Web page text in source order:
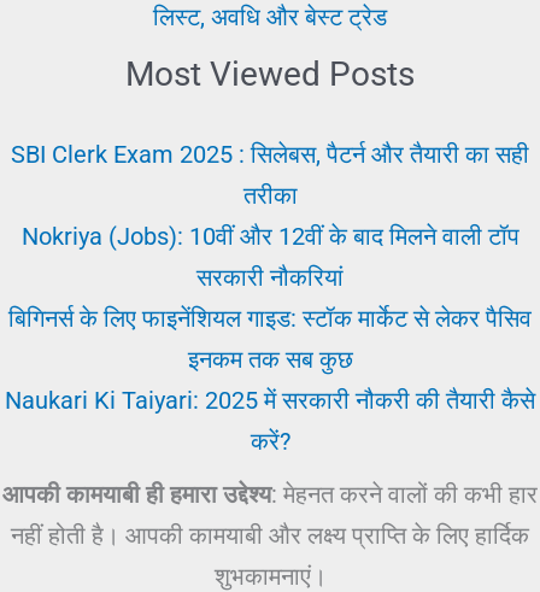
लिस्ट, अवधि और बेस्ट ट्रेड
Most Viewed Posts
SBI Clerk Exam 2025 : सिलेबस, पैटर्न और तैयारी का सही
तरीका
Nokriya (Jobs): 10वीं और 12वीं के बाद मिलने वाली टॉप
सरकारी नौकरियां
बिगिनर्स के लिए फाइनेंशियल गाइड: स्टॉक मार्केट से लेकर पैसिव
इनकम तक सब कुछ
Naukari Ki Taiyari: 2025 में सरकारी नौकरी की तैयारी कैसे
करें?
आपकी कामयाबी ही हमारा उद्देश्य: मेहनत करने वालों की कभी हार
नहीं होती है। आपकी कामयाबी और लक्ष्य प्राप्ति के लिए हार्दिक
शुभकामनाएं।